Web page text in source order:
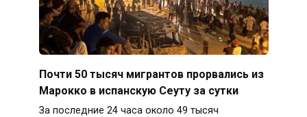
Почти 50 тысяч мигрантов прорвались из
Марокко в испанскую Сеуту за сутки
За последние 24 часа около 49 тысяч